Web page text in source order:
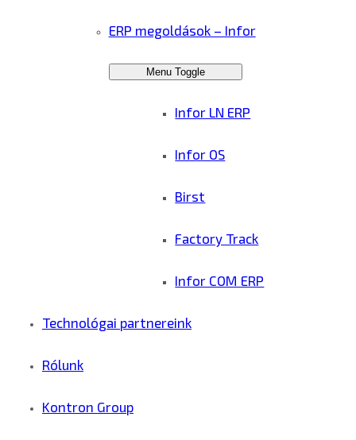
ERP megoldások – Infor
Menu Toggle
Infor LN ERP
Infor OS
Birst
Factory Track
Infor COM ERP
Technológai partnereink
Rólunk
Kontron Group